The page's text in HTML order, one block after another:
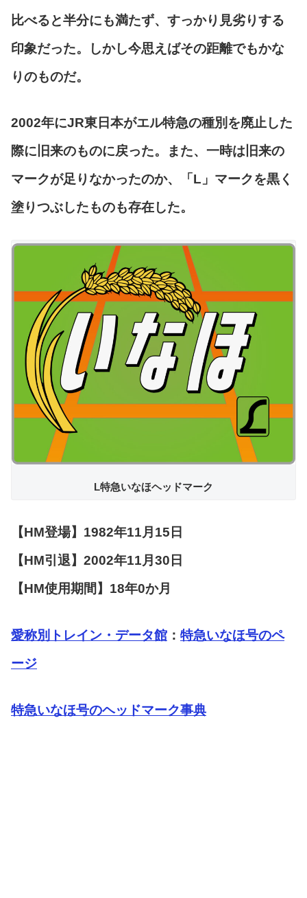
比べると半分にも満たず、すっかり見劣りする
印象だった。しかし今思えばその距離でもかな
りのものだ。
2002年にJR東日本がエル特急の種別を廃止した
際に旧来のものに戻った。また、一時は旧来の
マークが足りなかったのか、「L」マークを黒く
塗りつぶしたものも存在した。
L特急いなほヘッドマーク
【HM登場】1982年11月15日
【HM引退】2002年11月30日
【HM使用期間】18年0か月
愛称別トレイン・データ館 ： 特急いなほ号のペ
ージ
特急いなほ号のヘッドマーク事典